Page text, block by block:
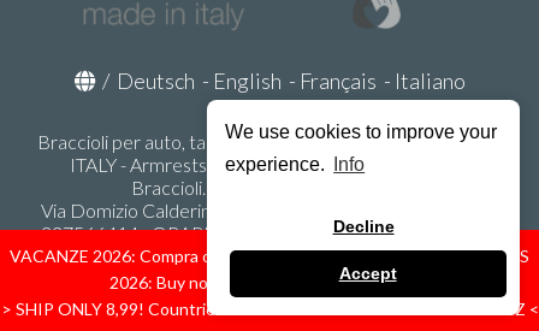
We use cookies to improve your
experience.
Info
Decline
Accept
VACANZE 2026: Compra ora spediremo dal 31 Agosto! — HOLIDAYS
2026: Buy now, we ship from August 31st!
> SHIP ONLY 8,99! Countries: IT - D - FR - A - NL - B - ES - PL - LU - CZ <
/ Deutsch - English - Français - Italiano
Braccioli per auto, tappeti auto, accessori auto MADE IN
ITALY - Armrests, Mittelarmlehnen, Accoundoirs -
Braccioli.it - P.Iva IT02178470353
Via Domizio Calderini 8 int. 1 - 37131 Verona (VR) - Italy -
337566414 - ORARI UFFICIO 9:00-12:00, 15:00-18:00,
LUNEDI' - VENERDI' - info@braccioli-italy-armrests.com
Ecommerce creato con
Scontrino.com